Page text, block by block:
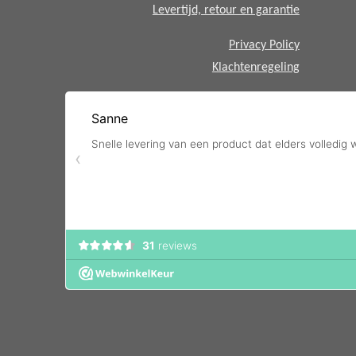
Levertijd, retour en garantie
Privacy Policy
Klachtenregeling